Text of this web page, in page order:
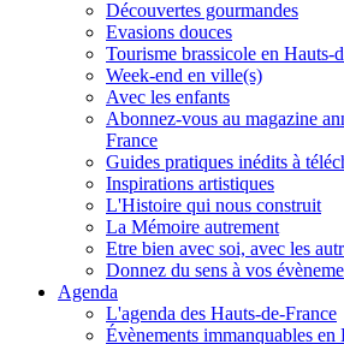
Découvertes gourmandes
Evasions douces
Tourisme brassicole en Hauts-
Week-end en ville(s)
Avec les enfants
Abonnez-vous au magazine
France
Guides pratiques inédits à
Inspirations artistiques
L'Histoire qui nous construit
La Mémoire autrement
Etre bien avec soi, avec les
Donnez du sens à vos
Agenda
L'agenda des Hauts-de-France
Évènements immanquables en